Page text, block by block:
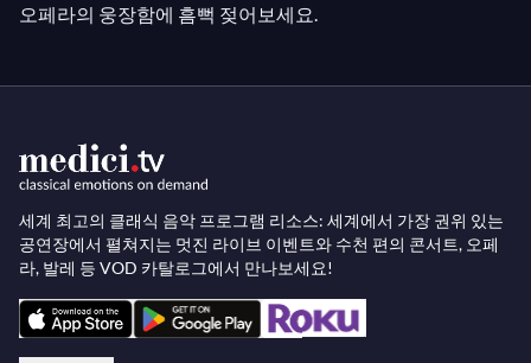
오페라의 웅장함에 흠뻑 젖어보세요.
세계 최고의 클래식 음악 프로그램 리소스: 세계에서 가장 권위 있는
공연장에서 펼쳐지는 멋진 라이브 이벤트와 수천 편의 콘서트, 오페
라, 발레 등 VOD 카탈로그에서 만나보세요!